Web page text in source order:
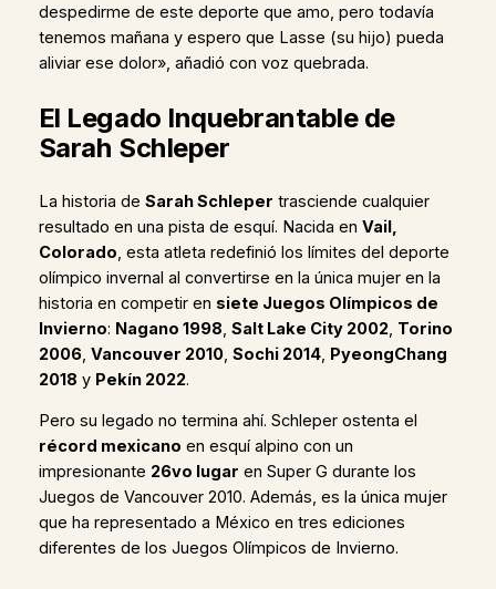
despedirme de este deporte que amo, pero todavía
tenemos mañana y espero que Lasse (su hijo) pueda
aliviar ese dolor», añadió con voz quebrada.
El Legado Inquebrantable de
Sarah Schleper
La historia de Sarah Schleper trasciende cualquier
resultado en una pista de esquí. Nacida en Vail,
Colorado, esta atleta redefinió los límites del deporte
olímpico invernal al convertirse en la única mujer en la
historia en competir en siete Juegos Olímpicos de
Invierno: Nagano 1998, Salt Lake City 2002, Torino
2006, Vancouver 2010, Sochi 2014, PyeongChang
2018 y Pekín 2022.
Pero su legado no termina ahí. Schleper ostenta el
récord mexicano en esquí alpino con un
impresionante 26vo lugar en Super G durante los
Juegos de Vancouver 2010. Además, es la única mujer
que ha representado a México en tres ediciones
diferentes de los Juegos Olímpicos de Invierno.